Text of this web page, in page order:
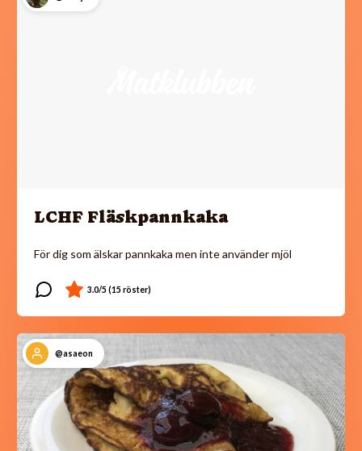
LCHF Fläskpannkaka
För dig som älskar pannkaka men inte använder mjöl
@asaeon